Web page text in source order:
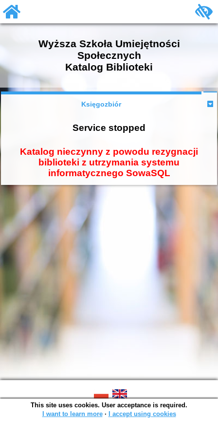
Wyższa Szkoła Umiejętności
Społecznych
Katalog Biblioteki
Księgozbiór
Service stopped
Katalog nieczynny z powodu rezygnacji
biblioteki z utrzymania systemu
informatycznego SowaSQL
SOWA OPAC v. 4.9.11 (2024-07-03)
Generated in 0,0027 s.
This site uses cookies. User acceptance is required.
I want to learn more∙ I accept using cookies